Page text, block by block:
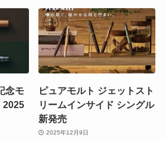
念モ
2025
ピュアモルト ジェットスト
リームインサイド シングル
新発売
2025年12月9日